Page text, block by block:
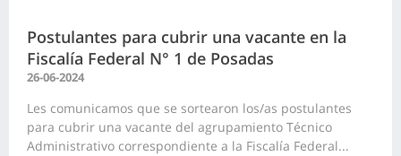
Postulantes para cubrir una vacante en la
Fiscalía Federal N° 1 de Posadas
26-06-2024
Les comunicamos que se sortearon los/as postulantes
para cubrir una vacante del agrupamiento Técnico
Administrativo correspondiente a la Fiscalía Federal...